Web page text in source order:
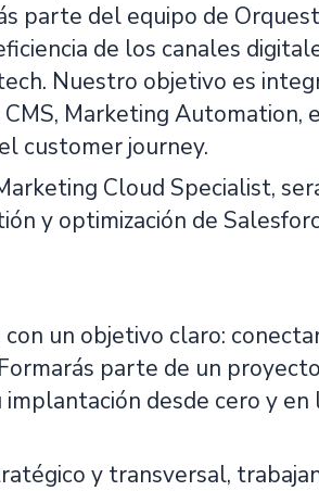
parte del equipo de
de los canales
Nuestro objetivo es
Marketing Automation,
customer journey.
Cloud Specialist,
y optimización de
con un objetivo claro:
parte de un
desde cero y
y transversal,